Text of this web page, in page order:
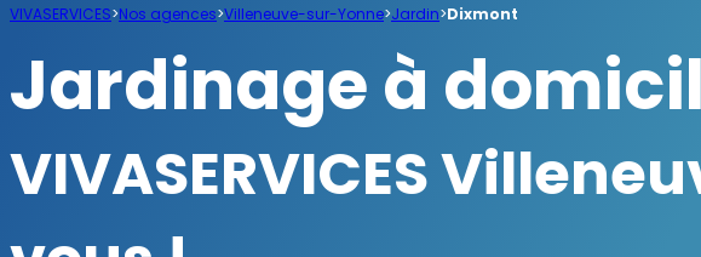
Repassage
Jardin
Brico
VIVASERVICES>Nos agences>Villeneuve-sur-Yonne>Jardin>Dixmont
Jardinage à
VIVASERVICES